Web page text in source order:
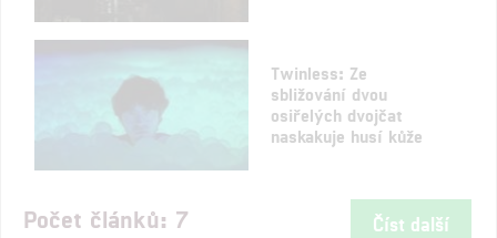
Twinless: Ze
sbližování dvou
osiřelých dvojčat
naskakuje husí kůže
Počet článků: 7 Číst další